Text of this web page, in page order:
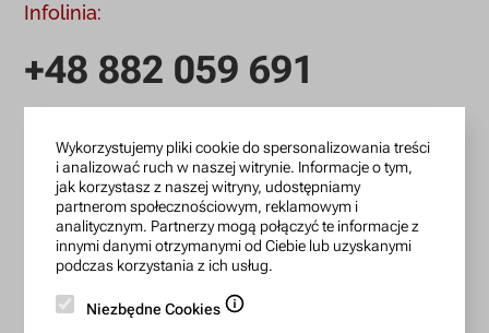
Infolinia:
+48 882 059 691
zamowienia@lanotti.com
Pisząc w sprawie swojego zamówienia podaj w tytule
wiadomości numer, który otrzymałeś w potwierdzeniu.
Konto bankowe:
Wykorzystujemy pliki cookie do spersonalizowania treści
i analizować ruch w naszej witrynie. Informacje o tym,
jak korzystasz z naszej witryny, udostępniamy
partnerom społecznościowym, reklamowym i
analitycznym. Partnerzy mogą połączyć te informacje z
innymi danymi otrzymanymi od Ciebie lub uzyskanymi
podczas korzystania z ich usług.
Niezbędne Cookies